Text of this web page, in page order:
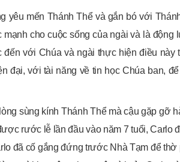
yêu mến Thánh Thể và gắn bó với
cho cuộc sống của ngài và là động
với Chúa và ngài thực hiện điều này
đại, với tài năng về tin học Chúa ban,
sùng kính Thánh Thể mà cậu gặp gỡ
rước lễ lần đầu vào năm 7 tuổi, Carlo
đã cố gắng đứng trước Nhà Tạm để